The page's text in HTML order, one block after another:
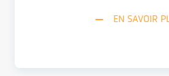
EN SAVOIR